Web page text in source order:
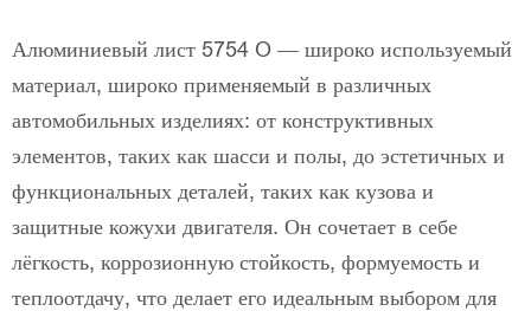
Алюминиевый лист 5754 O — широко используемый
материал, широко применяемый в различных
автомобильных изделиях: от конструктивных
элементов, таких как шасси и полы, до эстетичных и
функциональных деталей, таких как кузова и
защитные кожухи двигателя. Он сочетает в себе
лёгкость, коррозионную стойкость, формуемость и
теплоотдачу, что делает его идеальным выбором для